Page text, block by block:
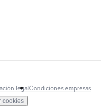
legalCondiciones empresas
cookies